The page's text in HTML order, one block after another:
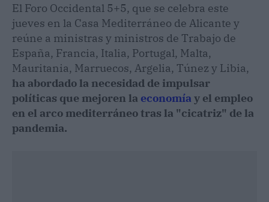
El Foro Occidental 5+5, que se celebra este
jueves en la Casa Mediterráneo de Alicante y
reúne a ministras y ministros de Trabajo de
España, Francia, Italia, Portugal, Malta,
Mauritania, Marruecos, Argelia, Túnez y Libia,
ha abordado la necesidad de impulsar
políticas que mejoren la economía y el empleo
en el arco mediterráneo tras la "cicatriz" de la
pandemia.